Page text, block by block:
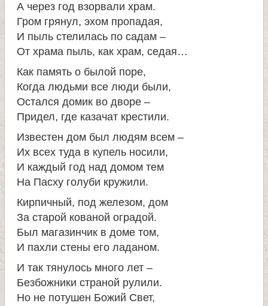
е
л
и
м
о
н
А через год взорвали храм.
Гром грянул, эхом пропадая,
И пыль стелилась по садам –
От храма пыль, как храм, седая…
Как память о былой поре,
Когда людьми все люди были,
Остался домик во дворе –
Придел, где казачат крестили.
Известен дом был людям всем –
Их всех туда в купель носили,
И каждый год над домом тем
На Пасху голуби кружили.
Кирпичный, под железом, дом
За старой кованой оградой.
Был магазинчик в доме том,
И пахли стены его ладаном.
И так тянулось много лет –
Безбожники страной рулили.
Но не потушен Божий Свет,